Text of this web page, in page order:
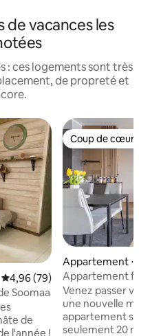
de vacances les
: ces logements sont très
de propreté et
appréciés
Évaluation moyenne sur la
4,96 (79)
Soomaa
de
l'année !
Coup de cœur
Coup de cœur
Appartement ⋅
Appartement
grand balcon,
Venez passer vos
une nouvelle
appartement
seulement 20